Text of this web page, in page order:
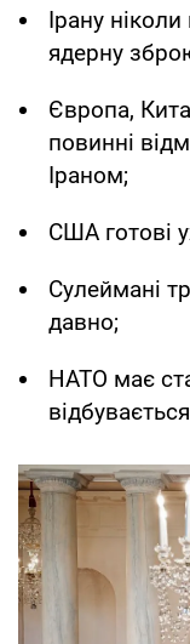
Ірану
ядерну
Європа,
повинні
Іраном;
США готові
Сулеймані
давно;
НАТО має